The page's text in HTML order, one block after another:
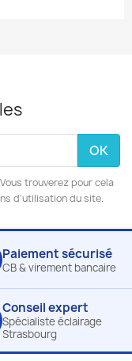
trouverez pour cela
d'utilisation du site.
Paiement sécurisé
CB & virement bancaire
Conseil expert
Spécialiste éclairage
Strasbourg